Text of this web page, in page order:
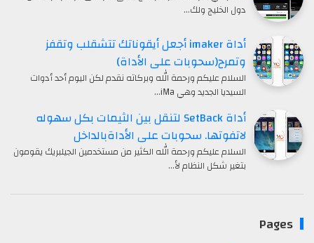
دول الخليج ولك…
أداة imaker أجعل أيقوناتك تتشقلب وتقفز
وتمرح(سحوبات على الأداة)
السلام عليكم ورحمة الله وبركاته نقدم لكن اليوم أحد أدوات
السيديا الجديد وهي iMa…
أداة SetBack لتنقل بين الثيمات بكل سهوله
لاتفوتها. سحوبات على الأداةبالداخل
السلام عليكم ورحمة الله الكثير من مستخدمين الجيلبريك يقومون
بتغير شكل النظام لأ…
Pages